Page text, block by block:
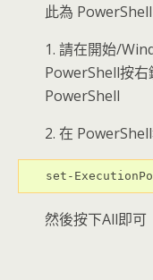
此為
1. 請在開始/
PowerShell按右
PowerShell
2. 在
set-
然後按下All即可